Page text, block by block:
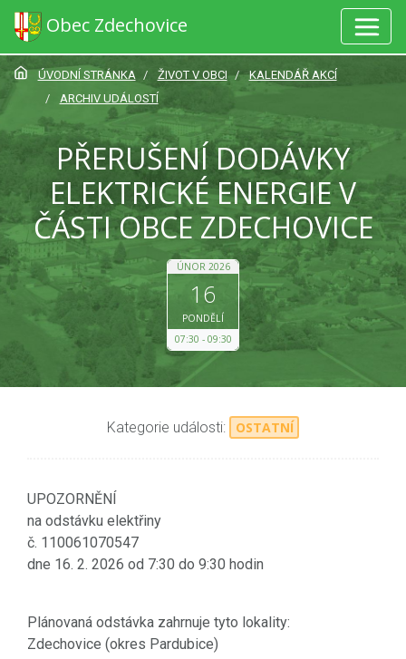
Obec Zdechovice
ÚVODNÍ STRÁNKA ŽIVOT V OBCI
KALENDÁŘ AKCÍ
ARCHIV UDÁLOSTÍ
PŘERUŠENÍ DODÁVKY
ELEKTRICKÉ ENERGIE V
ČÁSTI OBCE ZDECHOVICE
ÚNOR 2026
16
PONDĚLÍ
07:30
09:30
Kategorie události: OSTATNÍ
UPOZORNĚNÍ
na odstávku elektřiny
č. 110061070547
dne 16. 2. 2026 od 7:30 do 9:30 hodin
Plánovaná odstávka zahrnuje tyto lokality:
Zdechovice (okres Pardubice)